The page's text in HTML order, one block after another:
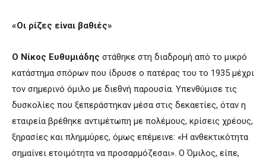
«Οι ρίζες είναι βαθιές»
Ο Νίκος Ευθυμιάδης στάθηκε στη διαδρομή από το μικρό
κατάστημα σπόρων που ίδρυσε ο πατέρας του το 1935 μέχρι
τον σημερινό όμιλο με διεθνή παρουσία. Υπενθύμισε τις
δυσκολίες που ξεπεράστηκαν μέσα στις δεκαετίες, όταν η
εταιρεία βρέθηκε αντιμέτωπη με πολέμους, κρίσεις χρέους,
ξηρασίες και πλημμύρες, όμως επέμεινε: «Η ανθεκτικότητα
σημαίνει ετοιμότητα να προσαρμόζεσαι». Ο Όμιλος, είπε,